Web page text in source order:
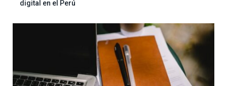
digital en el Perú